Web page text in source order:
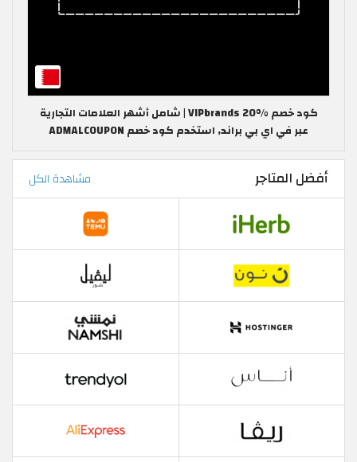
كود خصم VIPbrands 20% | شامل أشهر العلامات التجارية
عبر في اي بي براند, استخدم كود خصم ADMALCOUPON
أفضل المتاجر مشاهدة الكل